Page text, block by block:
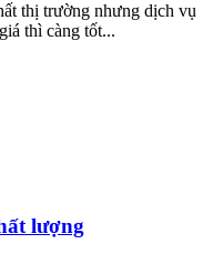
thị trường nhưng dịch vụ
thì càng tốt...
lượng